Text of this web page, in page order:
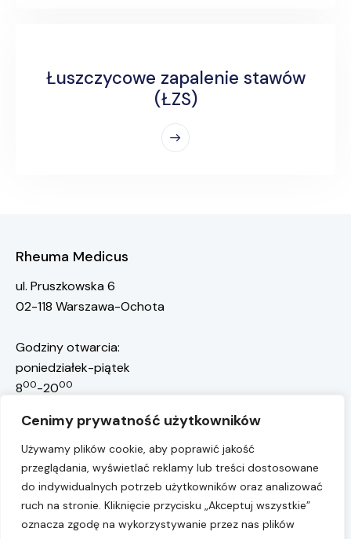
Cenimy prywatność użytkowników
Używamy plików cookie, aby poprawić jakość
przeglądania, wyświetlać reklamy lub treści dostosowane
do indywidualnych potrzeb użytkowników oraz analizować
ruch na stronie. Kliknięcie przycisku „Akceptuj wszystkie”
oznacza zgodę na wykorzystywanie przez nas plików
Łuszczycowe zapalenie stawów
(ŁZS)
Rheuma Medicus
ul. Pruszkowska 6
02-118 Warszawa-Ochota
Godziny otwarcia:
poniedziałek-piątek
800-2000
rejestracja@rheuma-medicus.pl
Rejestracja pacjentów:668 117 301
Przychodnia:22 10 10 755
Numer konta:
75 1050 1025 1000 0090 7238 7302